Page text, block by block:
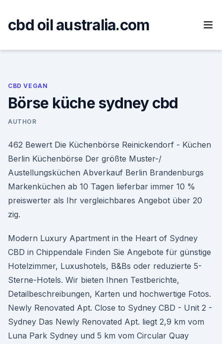
content
cbd oil australia.com
CBD VEGAN
Börse küche sydney cbd
AUTHOR
462 Bewert Die Küchenbörse Reinickendorf - Küchen
Berlin Küchenbörse Der größte Muster-/
Austellungsküchen Abverkauf Berlin Brandenburgs
Markenküchen ab 10 Tagen lieferbar immer 10 %
preiswerter als Ihr vergleichbares Angebot über 20
zig.
Modern Luxury Apartment in the Heart of Sydney
CBD in Chippendale Finden Sie Angebote für günstige
Hotelzimmer, Luxushotels, B&Bs oder reduzierte 5-
Sterne-Hotels. Wir bieten Ihnen Testberichte,
Detailbeschreibungen, Karten und hochwertige Fotos.
Newly Renovated Apt. Close to Sydney CBD - Unit 2 -
Sydney Das Newly Renovated Apt. liegt 2,9 km vom
Luna Park Sydney und 5 km vom Circular Quay